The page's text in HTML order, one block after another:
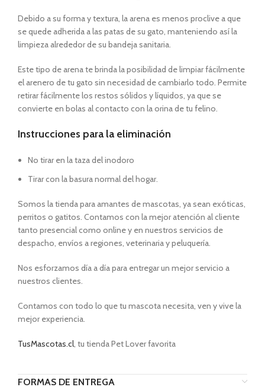
Debido a su forma y textura, la arena es menos proclive a que
se quede adherida a las patas de su gato, manteniendo así la
limpieza alrededor de su bandeja sanitaria.
Este tipo de arena te brinda la posibilidad de limpiar fácilmente
el arenero de tu gato sin necesidad de cambiarlo todo. Permite
retirar fácilmente los restos sólidos y líquidos, ya que se
convierte en bolas al contacto con la orina de tu felino.
Instrucciones para la eliminación
No tirar en la taza del inodoro
Tirar con la basura normal del hogar.
Somos la tienda para amantes de mascotas, ya sean exóticas,
perritos o gatitos. Contamos con la mejor atención al cliente
tanto presencial como online y en nuestros servicios de
despacho, envíos a regiones, veterinaria y peluquería.
Nos esforzamos día a día para entregar un mejor servicio a
nuestros clientes.
Contamos con todo lo que tu mascota necesita, ven y vive la
mejor experiencia.
TusMascotas.cl, tu tienda Pet Lover favorita
FORMAS DE ENTREGA